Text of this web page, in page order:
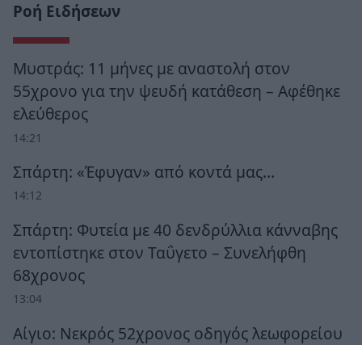
Ροή Ειδήσεων
Μυστράς: 11 μήνες με αναστολή στον
55χρονο για την ψευδή κατάθεση – Αφέθηκε
ελεύθερος
14:21
Σπάρτη: «Έφυγαν» από κοντά μας…
14:12
Σπάρτη: Φυτεία με 40 δενδρύλλια κάνναβης
εντοπίστηκε στον Ταΰγετο – Συνελήφθη
68χρονος
13:04
Αίγιο: Νεκρός 52χρονος οδηγός λεωφορείου